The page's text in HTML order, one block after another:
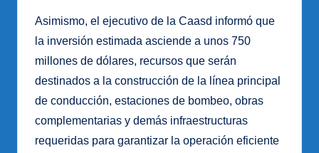
Asimismo, el ejecutivo de la Caasd informó que
la inversión estimada asciende a unos 750
millones de dólares, recursos que serán
destinados a la construcción de la línea principal
de conducción, estaciones de bombeo, obras
complementarias y demás infraestructuras
requeridas para garantizar la operación eficiente